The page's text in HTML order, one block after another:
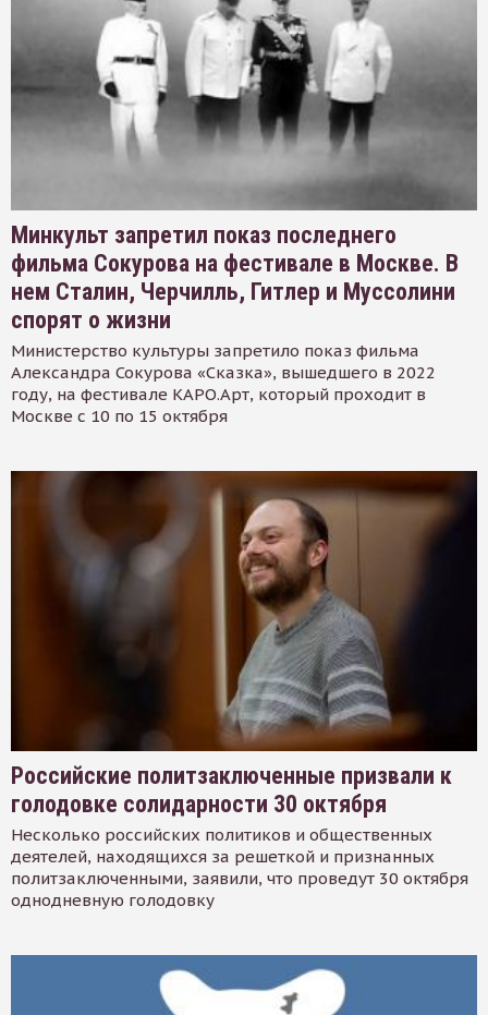
Минкульт запретил показ последнего
фильма Сокурова на фестивале в Москве. В
нем Сталин, Черчилль, Гитлер и Муссолини
спорят о жизни
Министерство культуры запретило показ фильма
Александра Сокурова «Сказка», вышедшего в 2022
году, на фестивале КАРО.Арт, который проходит в
Москве с 10 по 15 октября
Российские политзаключенные призвали к
голодовке солидарности 30 октября
Несколько российских политиков и общественных
деятелей, находящихся за решеткой и признанных
политзаключенными, заявили, что проведут 30 октября
однодневную голодовку